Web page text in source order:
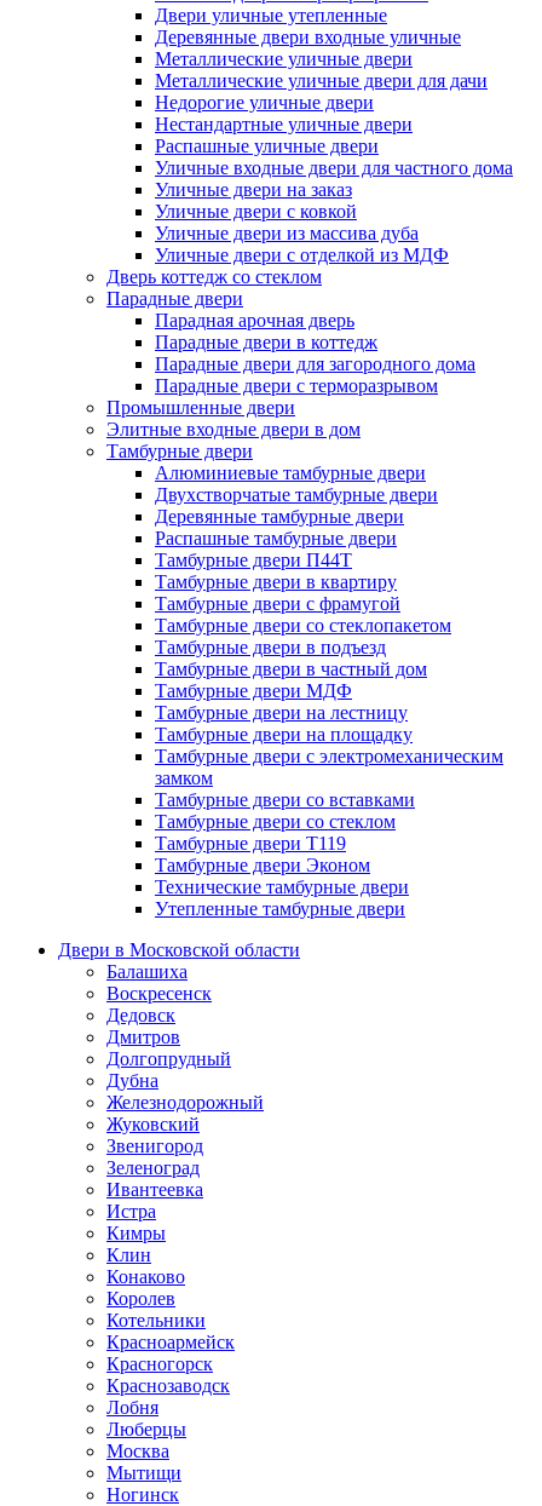
Двери уличные утепленные
Деревянные двери входные уличные
Металлические уличные двери
Металлические уличные двери для дачи
Недорогие уличные двери
Нестандартные уличные двери
Распашные уличные двери
Уличные входные двери для частного дома
Уличные двери на заказ
Уличные двери с ковкой
Уличные двери из массива дуба
Уличные двери с отделкой из МДФ
Дверь коттедж со стеклом
Парадные двери
Парадная арочная дверь
Парадные двери в коттедж
Парадные двери для загородного дома
Парадные двери с терморазрывом
Промышленные двери
Элитные входные двери в дом
Тамбурные двери
Алюминиевые тамбурные двери
Двухстворчатые тамбурные двери
Деревянные тамбурные двери
Распашные тамбурные двери
Тамбурные двери П44Т
Тамбурные двери в квартиру
Тамбурные двери с фрамугой
Тамбурные двери со стеклопакетом
Тамбурные двери в подъезд
Тамбурные двери в частный дом
Тамбурные двери МДФ
Тамбурные двери на лестницу
Тамбурные двери на площадку
Тамбурные двери с электромеханическим
замком
Тамбурные двери со вставками
Тамбурные двери со стеклом
Тамбурные двери Т119
Тамбурные двери Эконом
Технические тамбурные двери
Утепленные тамбурные двери
Двери в Московской области
Балашиха
Воскресенск
Дедовск
Дмитров
Долгопрудный
Дубна
Железнодорожный
Жуковский
Звенигород
Зеленоград
Ивантеевка
Истра
Кимры
Клин
Конаково
Королев
Котельники
Красноармейск
Красногорск
Краснозаводск
Лобня
Люберцы
Москва
Мытищи
Ногинск